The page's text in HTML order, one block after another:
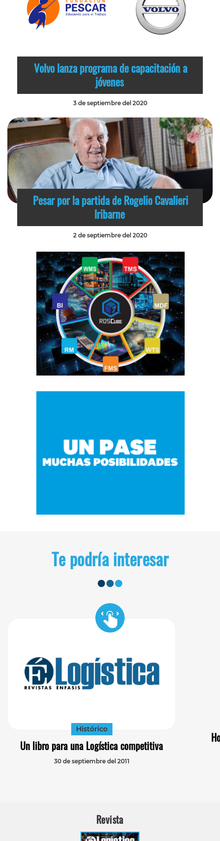
Volvo lanza programa de capacitación a
jóvenes
3 de septiembre del 2020
Pesar por la partida de Rogelio Cavalieri
Iribarne
2 de septiembre del 2020
Te podría interesar
Histórico
Un libro para una Logística competitiva
30 de septiembre del 2011
Revista